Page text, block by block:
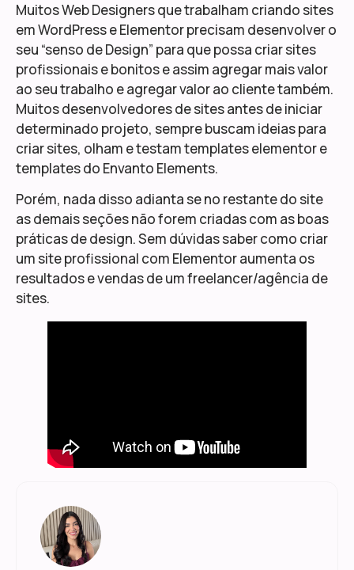
Muitos Web Designers que trabalham criando sites
em WordPress e Elementor precisam desenvolver o
seu “senso de Design” para que possa criar sites
profissionais e bonitos e assim agregar mais valor
ao seu trabalho e agregar valor ao cliente também.
Muitos desenvolvedores de sites antes de iniciar
determinado projeto, sempre buscam ideias para
criar sites, olham e testam templates elementor e
templates do Envanto Elements.
Porém, nada disso adianta se no restante do site
as demais seções não forem criadas com as boas
práticas de design. Sem dúvidas saber como criar
um site profissional com Elementor aumenta os
resultados e vendas de um freelancer/agência de
sites.